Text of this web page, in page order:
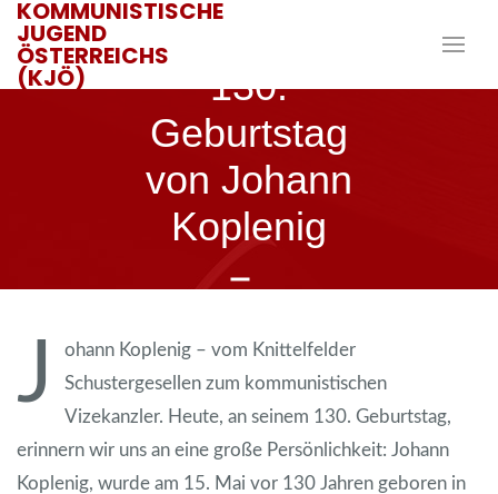
KOMMUNISTISCHE
JUGEND
ÖSTERREICHS
(KJÖ)
130.
Geburtstag
von Johann
Koplenig
J
ohann Koplenig – vom Knittelfelder
Schustergesellen zum kommunistischen
Vizekanzler. Heute, an seinem 130. Geburtstag,
erinnern wir uns an eine große Persönlichkeit: Johann
Koplenig, wurde am 15. Mai vor 130 Jahren geboren in